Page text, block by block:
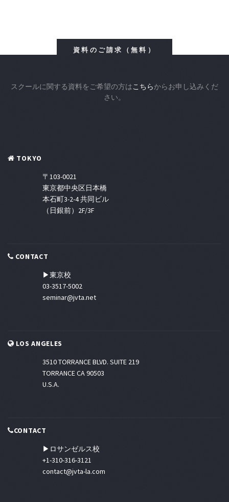
資料のご請求（無料）
スクールに関する資料をご希望の方はこちらからお申し込みくだ
さい。
TOKYO
〒103-0021
東京都中央区日本橋
本石町3-2-4 共同ビル
（日銀前）2F/3F
CONTACT
▶東京校
03-3517-5002
seminar@jvta.net
LOS ANGELES
3510 TORRANCE BLVD. SUITE 219
TORRANCE CA 90503
U.S.A.
CONTACT
▶ロサンゼルス校
+1-310-316-3121
contact@jvta-la.com